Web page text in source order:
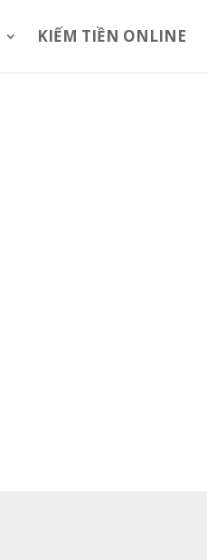
KIẾM TIỀN ONLINE